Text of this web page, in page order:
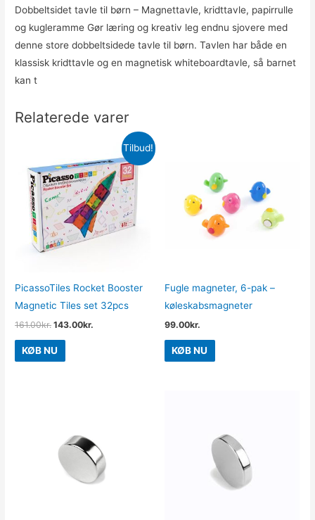
Dobbeltsidet tavle til børn – Magnettavle, kridttavle, papirrulle
og kugleramme Gør læring og kreativ leg endnu sjovere med
denne store dobbeltsidede tavle til børn. Tavlen har både en
klassisk kridttavle og en magnetisk whiteboardtavle, så barnet
kan t
Relaterede varer
Tilbud!
PicassoTiles Rocket Booster
Magnetic Tiles set 32pcs
161.00kr. 143.00kr.
KØB NU
Fugle magneter, 6-pak –
køleskabsmagneter
99.00kr.
KØB NU